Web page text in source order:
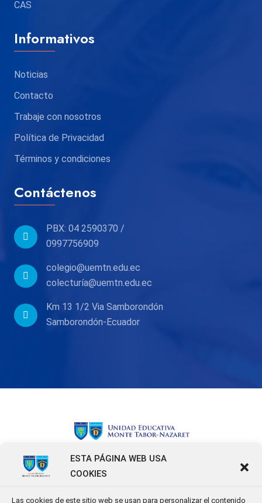
ESTA PÁGINA WEB USA
COOKIES
Las cookies de este sitio web se usan para personalizar el contenido
CAS
Informativos
Noticias
Contacto
Trabaje con nosotros
Política de Privacidad
Términos y condiciones
Contáctenos
PBX: 04 2590370 /
0997756909
colegio@uemtn.edu.ec
colecturía@uemtn.edu.ec
Km 13 1/2 Via Samborondón
Samborondón-Ecuador